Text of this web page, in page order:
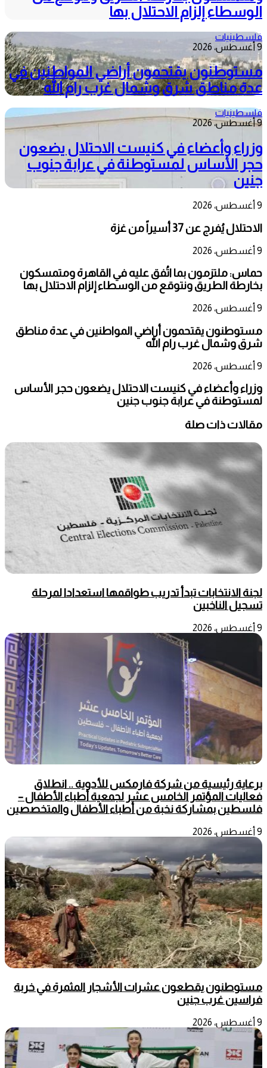
الوسطاء إلزام الاحتلال بها
فلسطينيات
9 أغسطس، 2026
مستوطنون يقتحمون أراضي المواطنين في
عدة مناطق شرق وشمال غرب رام الله
فلسطينيات
9 أغسطس، 2026
وزراء وأعضاء في كنيست الاحتلال يضعون
حجر الأساس لمستوطنة في عرابة جنوب
جنين
9 أغسطس، 2026
الاحتلال يُفرج عن 37 أسيراً من غزة
9 أغسطس، 2026
حماس: ملتزمون بما اتُفق عليه في القاهرة ومتمسكون
بخارطة الطريق ونتوقع من الوسطاء إلزام الاحتلال بها
9 أغسطس، 2026
مستوطنون يقتحمون أراضي المواطنين في عدة مناطق
شرق وشمال غرب رام الله
9 أغسطس، 2026
وزراء وأعضاء في كنيست الاحتلال يضعون حجر الأساس
لمستوطنة في عرابة جنوب جنين
مقالات ذات صلة
لجنة الانتخابات تبدأ تدريب طواقمها استعدادا لمرحلة
تسجيل الناخبين
9 أغسطس، 2026
برعاية رئيسية من شركة فارمكس للأدوية .. انطلاق
فعاليات المؤتمر الخامس عشر لجمعية أطباء الأطفال –
فلسطين بمشاركة نخبة من أطباء الأطفال والمتخصصين
9 أغسطس، 2026
مستوطنون يقطعون عشرات الأشجار المثمرة في خربة
فراسين غرب جنين
9 أغسطس، 2026